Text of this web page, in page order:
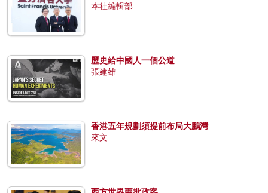
本社編輯部
歷史給中國人一個公道
張建雄
香港五年規劃須提前布局大鵬灣
來文